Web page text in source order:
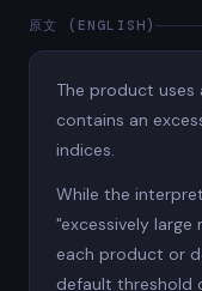
原文 (ENGLISH)
The product
contains an
indices.
While the
"excessively
each product or
default threshold